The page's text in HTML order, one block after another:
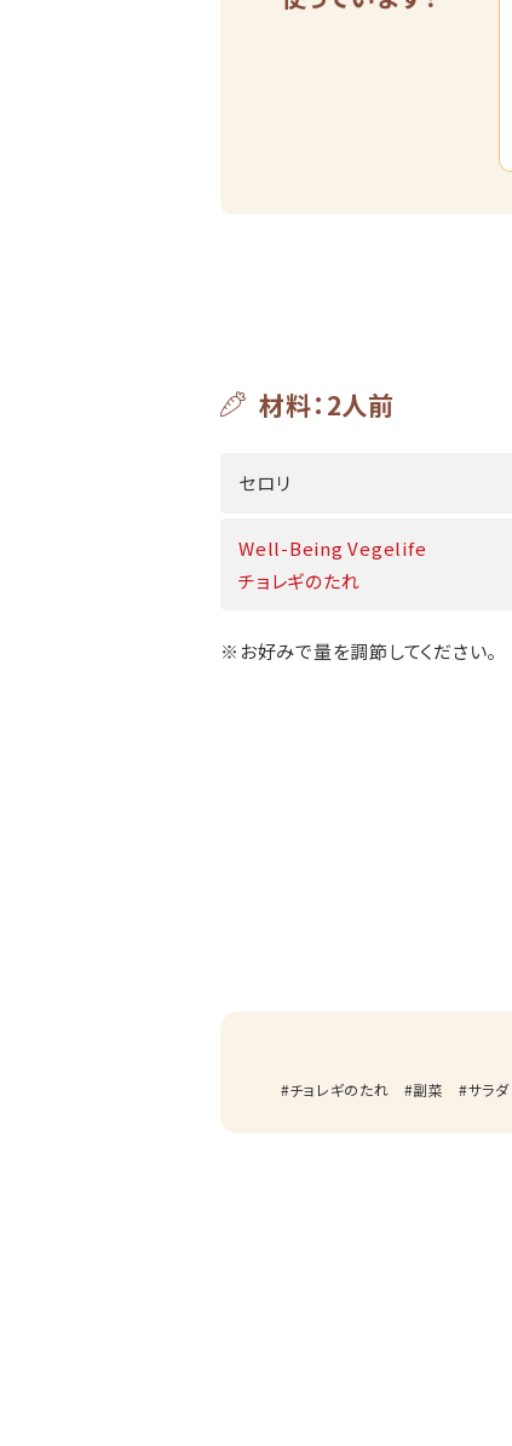
材料：2人前
セロリ
Well-Being Vegelife
チョレギのたれ
※お好みで量を調節してください。
チョレギのたれ 副菜 サラダ